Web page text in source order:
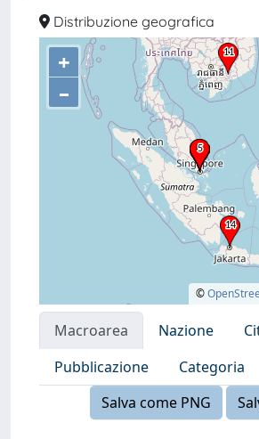
Distribuzione geografica
+
–
©
Macroarea Nazione
Pubblicazione
Categoria
Salva come PNG